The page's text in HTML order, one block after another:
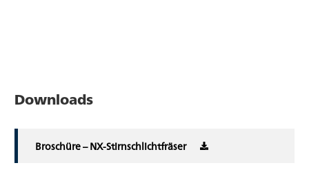
Downloads
Broschüre – NX-Stirnschlichtfräser